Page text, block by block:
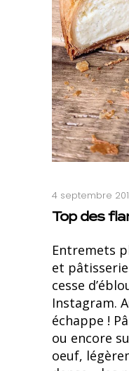
4 septembre
Top des
Entremets
et
cesse
Instagram.
échappe !
ou encore
oeuf,